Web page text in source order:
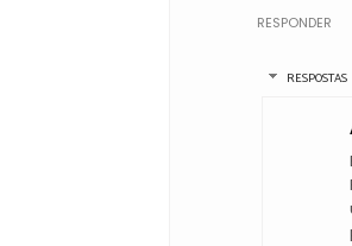
RESPONDER
RESPOSTAS